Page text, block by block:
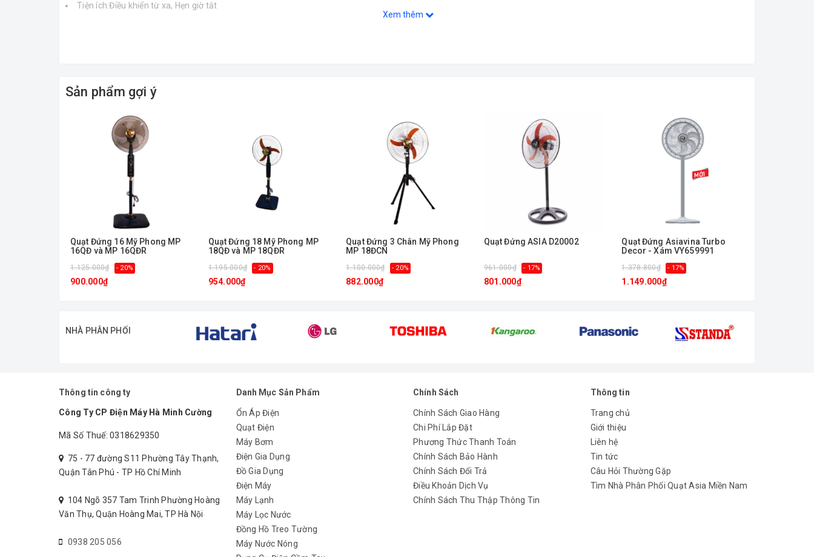
Tiện ích:Điều khiển từ xa, Hẹn giờ tắt
Quạt Toshiba F-LSA20(H)VN thuộc dòng quạt điện cơ với thiết kế thon gọn, chân đế vững chắc, giữ
quạt đứng ổn định trên mọi mặt phẳng
Xem thêm
Sản phẩm gợi ý
Quạt Đứng 16 Mỹ Phong MP
16QĐ và MP 16QĐR
1.125.000₫ - 20%
900.000₫
Quạt Đứng 18 Mỹ Phong MP
18QĐ và MP 18QĐR
1.195.000₫ - 20%
954.000₫
Quạt Đứng 3 Chân Mỹ Phong
MP 18ĐCN
1.100.000₫ - 20%
882.000₫
Quạt Đứng ASIA D20002
961.000₫ - 17%
801.000₫
Quạt Đứng Asiavina Turbo
Decor - Xám VY659991
1.378.800₫ - 17%
1.149.000₫
NHÀ PHÂN PHỐI
Thông tin công ty
Công Ty CP Điện Máy Hà Minh Cường
Mã Số Thuế: 0318629350
75 - 77 đường S11 Phường Tây Thạnh,
Quận Tân Phú - TP Hồ Chí Minh
104 Ngõ 357 Tam Trinh Phường Hoàng
Văn Thụ, Quận Hoàng Mai, TP Hà Nội
0938 205 056
Danh Mục Sản Phẩm
Ổn Áp Điện
Quạt Điện
Máy Bơm
Điện Gia Dụng
Đồ Gia Dụng
Điện Máy
Máy Lạnh
Máy Lọc Nước
Đồng Hồ Treo Tường
Máy Nước Nóng
Chính Sách
Chính Sách Giao Hàng
Chi Phí Lắp Đặt
Phương Thức Thanh Toán
Chính Sách Bảo Hành
Chính Sách Đổi Trả
Điều Khoản Dịch Vụ
Chính Sách Thu Thập Thông Tin
Thông tin
Trang chủ
Giới thiệu
Liên hệ
Tin tức
Câu Hỏi Thường Gặp
Tìm Nhà Phân Phối Quạt Asia Miền Nam